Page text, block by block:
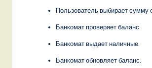
Пользователь выбирает сумму
Банкомат проверяет баланс.
Банкомат выдает наличные.
Банкомат обновляет баланс.